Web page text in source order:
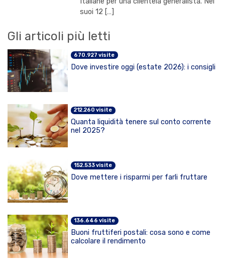
suoi 12 […]
Gli articoli più letti
670.927 visite
Dove investire oggi (estate 2026): i consigli
212.260 visite
Quanta liquidità tenere sul conto corrente
nel 2025?
152.533 visite
Dove mettere i risparmi per farli fruttare
136.646 visite
Buoni fruttiferi postali: cosa sono e come
calcolare il rendimento